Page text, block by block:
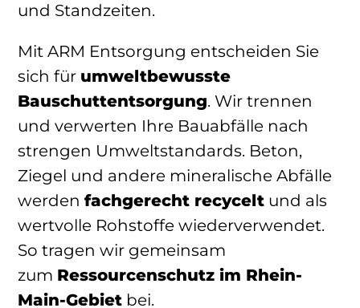
und Standzeiten.
Mit ARM Entsorgung entscheiden Sie
sich für umweltbewusste
Bauschuttentsorgung. Wir trennen
und verwerten Ihre Bauabfälle nach
strengen Umweltstandards. Beton,
Ziegel und andere mineralische Abfälle
werden fachgerecht recycelt und als
wertvolle Rohstoffe wiederverwendet.
So tragen wir gemeinsam
zum Ressourcenschutz im Rhein-
Main-Gebiet bei.